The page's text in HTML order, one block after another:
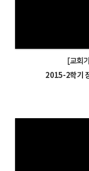
[교회
2015-2학기